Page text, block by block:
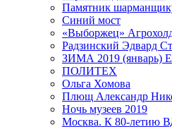
Памятник
Синий мост
«Выборжец»
Радзинский Эдвард
ЗИМА 2019 (январь)
ПОЛИТЕХ
Ольга Хомова
Плющ Александр
Ночь музеев 2019
Москва. К 80-летию